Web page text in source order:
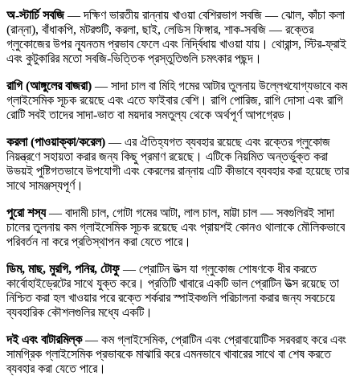
অ-স্টার্চি সবজি— দক্ষিণ ভারতীয় রান্নায় খাওয়া বেশিরভাগ সবজি — ঝোল, কাঁচা কলা
(রান্না), বাঁধাকপি, মটরশুটি, করলা, ছাই, লেডিস ফিঙ্গার, শাক-সবজি — রক্তের
গ্লুকোজের উপর ন্যূনতম প্রভাব ফেলে এবং নির্দ্বিধায় খাওয়া যায়। থোরান্স, স্টির-ফ্রাই
এবং কুটুকারির মতো সবজি-ভিত্তিক প্রস্তুতিগুলি চমৎকার পছন্দ।
রাগি (আঙ্গুলের বাজরা) — সাদা চাল বা মিহি গমের আটার তুলনায় উল্লেখযোগ্যভাবে কম
গ্লাইসেমিক সূচক রয়েছে এবং এতে ফাইবার বেশি। রাগি পোরিজ, রাগি দোসা এবং রাগি
রোটি সবই তাদের সাদা-ভাত বা ময়দার সমতুল্য থেকে অর্থপূর্ণ আপগ্রেড।
করলা (পাওয়াক্কা/করেল) — এর ঐতিহ্যগত ব্যবহার রয়েছে এবং রক্তের গ্লুকোজ
নিয়ন্ত্রণে সহায়তা করার জন্য কিছু প্রমাণ রয়েছে। এটিকে নিয়মিত অন্তর্ভুক্ত করা
উভয়ই পুষ্টিগতভাবে উপযোগী এবং কেরলের রান্নায় এটি কীভাবে ব্যবহার করা হয়েছে তার
সাথে সামঞ্জস্যপূর্ণ।
পুরো শস্য— বাদামী চাল, গোটা গমের আটা, লাল চাল, মাট্টা চাল — সবগুলিরই সাদা
চালের তুলনায় কম গ্লাইসেমিক সূচক রয়েছে এবং প্রায়শই কোনও থালাকে মৌলিকভাবে
পরিবর্তন না করে প্রতিস্থাপন করা যেতে পারে।
ডিম, মাছ, মুরগি, পনির, টোফু— প্রোটিন উত্স যা গ্লুকোজ শোষণকে ধীর করতে
কার্বোহাইড্রেটের সাথে যুক্ত করে। প্রতিটি খাবারে একটি ভাল প্রোটিন উত্স রয়েছে তা
নিশ্চিত করা হল খাওয়ার পরে রক্তে শর্করার স্পাইকগুলি পরিচালনা করার জন্য সবচেয়ে
ব্যবহারিক কৌশলগুলির মধ্যে একটি।
দই এবং বাটারমিল্ক— কম গ্লাইসেমিক, প্রোটিন এবং প্রোবায়োটিক সরবরাহ করে এবং
সামগ্রিক গ্লাইসেমিক প্রভাবকে মাঝারি করে এমনভাবে খাবারের সাথে বা শেষ করতে
ব্যবহার করা যেতে পারে।